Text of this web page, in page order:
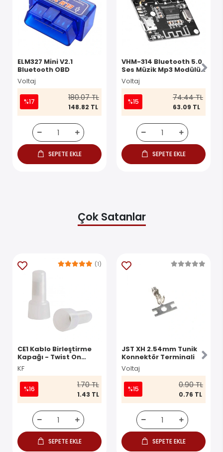
ELM327 Mini V2.1
Bluetooth OBD
Voltaj
%17 180.07 TL
148.82 TL
SEPETE EKLE
VHM-314 Bluetooth 5.0
Ses Müzik Mp3 Modülü
Devre Kartı
Voltaj
%15 74.44 TL
63.09 TL
SEPETE EKLE
Çok Satanlar
CE1 Kablo Birleştirme
Kapağı - Twist On
Konnektör
KF
(1)
%16 1.70 TL
1.43 TL
SEPETE EKLE
JST XH 2.54mm Tunik
Konnektör Terminali
Voltaj
%15 0.90 TL
0.76 TL
SEPETE EKLE